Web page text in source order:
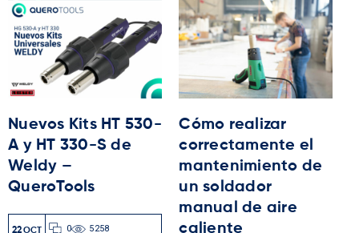
Nuevos Kits HT 530-
A y HT 330-S de
Weldy –
QueroTools
22OCT 0 5258
Cómo realizar
correctamente el
mantenimiento de
un soldador
manual de aire
caliente